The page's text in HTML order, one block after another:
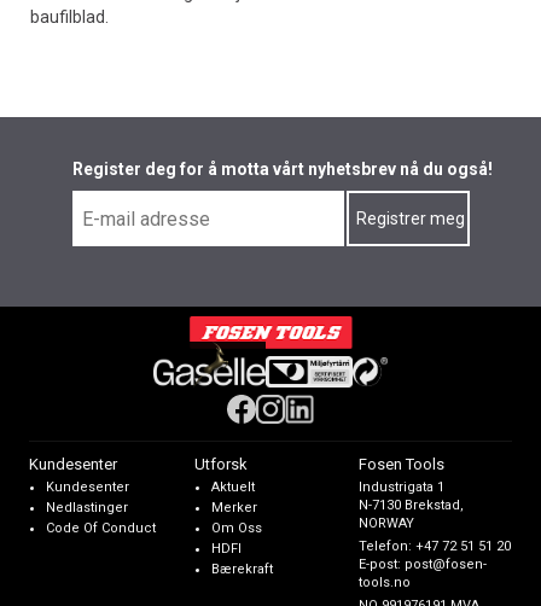
baufilblad.
Register deg for å motta vårt nyhetsbrev nå du også!
Kundesenter
Kundesenter
Nedlastinger
Code Of Conduct
Utforsk
Aktuelt
Merker
Om Oss
HDFI
Bærekraft
Fosen Tools
Industrigata 1
N-7130 Brekstad,
NORWAY
Telefon:+47 72 51 51 20
E-post: post@fosen-
tools.no